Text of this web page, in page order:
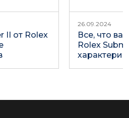
II от Rolex
26.09.2024
Все, что
Rolex